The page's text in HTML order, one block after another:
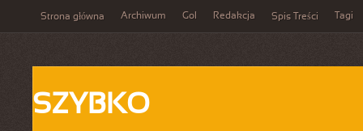
Strona główna Archiwum Gol Redakcja Spis Treści Tagi
SZYBKO